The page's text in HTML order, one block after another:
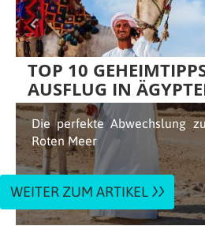
TOP 10
AUSFLUG IN
Die perfekte Abwechslung
Roten Meer
WEITER ZUM ARTIKEL